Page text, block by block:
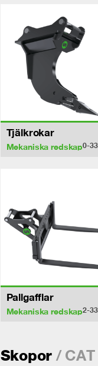
Tjälkrokar
Mekaniska redskap0-
Pallgafflar
Mekaniska redskap2-
Skopor / CAT